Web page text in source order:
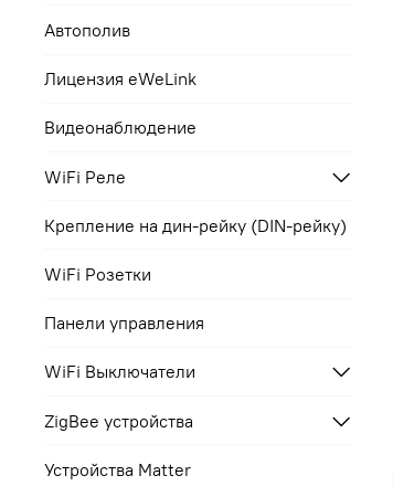
Автополив
Лицензия eWeLink
Видеонаблюдение
WiFi Реле
Крепление на дин-рейку (DIN-рейку)
WiFi Розетки
Панели управления
WiFi Выключатели
ZigBee устройства
Устройства Matter